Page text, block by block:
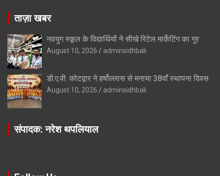
ताज़ा खबर
नवयुग स्कूल के विद्यार्थियों ने सीखे रिटेल मार्केटिंग का गुर
August 10, 2026 adminsidhbali
डी.ए.वी. कोटद्वार ने हर्षोल्लास से मनाया 38वाँ स्थापना दिवस
August 10, 2026 adminsidhbali
संपादक: नरेश थपलियाल